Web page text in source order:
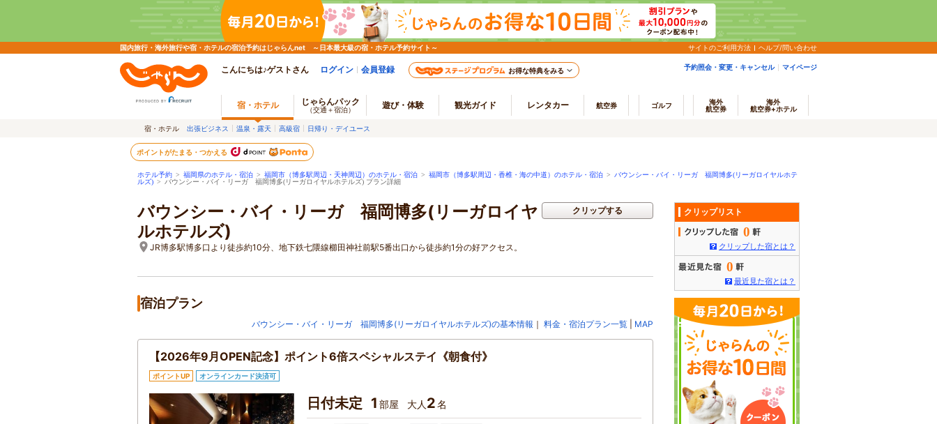
国内旅行・海外旅行や宿・ホテルの宿泊予約はじゃらんnet ～日本最大級の宿・ホテル予約サイト～ サイトのご利用方法 ヘルプ/問い合わせ
こんにちは♪ゲストさん ログイン 会員登録 お得な特典をみる 予約照会・変更・キャンセル マイページ
宿・ホテル じゃらんパック
（交通＋宿泊） 遊び・体験 観光ガイド レンタカー 航空券 ゴルフ
海外
航空券
海外
航空券+ホテル
宿・ホテル 出張ビジネス 温泉・露天 高級宿 日帰り・デイユース
ポイントがたまる・つかえる
ホテル予約 > 福岡県のホテル・宿泊 > 福岡市（博多駅周辺・天神周辺）のホテル・宿泊 > 福岡市（博多駅周辺・香椎・海の中道）のホテル・宿泊 > バウンシー・バイ・リーガ 福岡博多(リーガロイヤルホテ
ルズ) > バウンシー・バイ・リーガ 福岡博多(リーガロイヤルホテルズ) プラン詳細
バウンシー・バイ・リーガ 福岡博多(リーガロイヤ
ルホテルズ)
JR博多駅博多口より徒歩約10分、地下鉄七隈線櫛田神社前駅5番出口から徒歩約1分の好アクセス。
クリップする
宿泊プラン
バウンシー・バイ・リーガ 福岡博多(リーガロイヤルホテルズ)の基本情報 ｜ 料金・宿泊プラン一覧 MAP
【2026年9月OPEN記念】ポイント6倍スペシャルステイ《朝食付》
ポイントUP オンラインカード決済可
日付未定 1 部屋 大人 2名
クリップリスト
0
クリップした宿とは？
0
最近見た宿とは？